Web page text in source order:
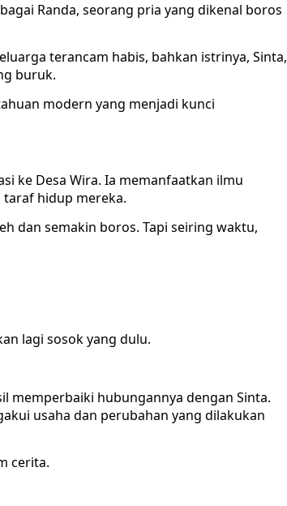
Randa, seorang pria yang dikenal boros
terancam habis, bahkan istrinya, Sinta,
buruk.
modern yang menjadi kunci
ke Desa Wira. Ia memanfaatkan ilmu
hidup mereka.
dan semakin boros. Tapi seiring waktu,
lagi sosok yang dulu.
memperbaiki hubungannya dengan Sinta.
usaha dan perubahan yang dilakukan
cerita.